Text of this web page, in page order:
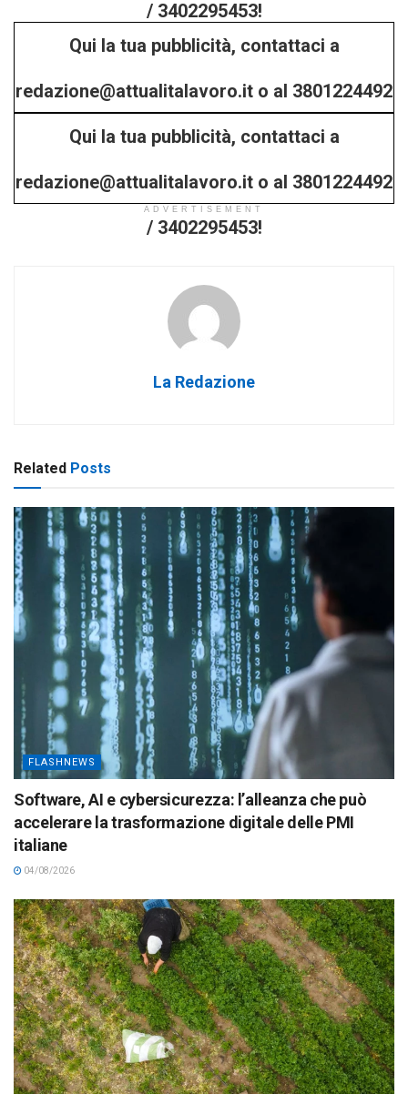
/ 3402295453!
Qui la tua pubblicità, contattaci a
redazione@attualitalavoro.it o al 3801224492
/ 3402295453!
Qui la tua pubblicità, contattaci a
redazione@attualitalavoro.it o al 3801224492
/ 3402295453!
ADVERTISEMENT
La Redazione
Related Posts
FLASHNEWS
Software, AI e cybersicurezza: l’alleanza che può
accelerare la trasformazione digitale delle PMI
italiane
04/08/2026